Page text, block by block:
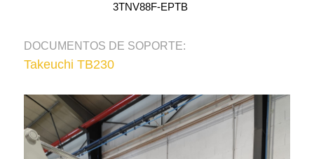
3TNV88F-EPTB
DOCUMENTOS DE SOPORTE:
Takeuchi TB230